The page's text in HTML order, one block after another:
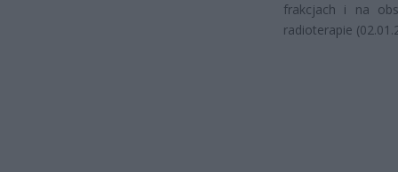
frakcjach i na
radioterapie